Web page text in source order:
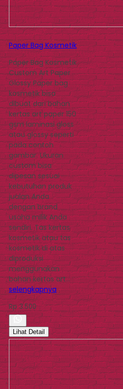
Paper Bag Kosmetik
Paper Bag Kosmetik
Custom Art Paper
Glossy Paper bag
kosmetik bisa
dibuat dari bahan
kertas art paper 150
gsm laminasi gloss
atau glossy seperti
pada contoh
gambar. Ukuran
custom bisa
dipesan sesuai
kebutuhan produk
jualan Anda
dengan brand
usaha milik Anda
sendiri. Tas kertas
kosmetik atau tas
kosmetik di atas
diproduksi
menggunakan
bahan kertas art…
selengkapnya
Rp 3.500
Lihat Detail